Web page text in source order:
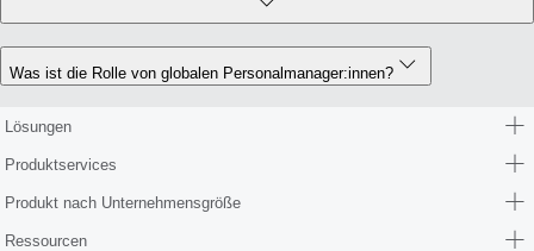
Was ist die Rolle von globalen Personalmanager:innen?
Lösungen
Produktservices
Produkt nach Unternehmensgröße
Ressourcen